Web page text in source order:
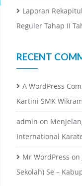
Laporan
Reguler Tahap II
RECENT
A WordPress
Kartini SMK
admin on
International
Mr WordPress on
Sekolah) Se –